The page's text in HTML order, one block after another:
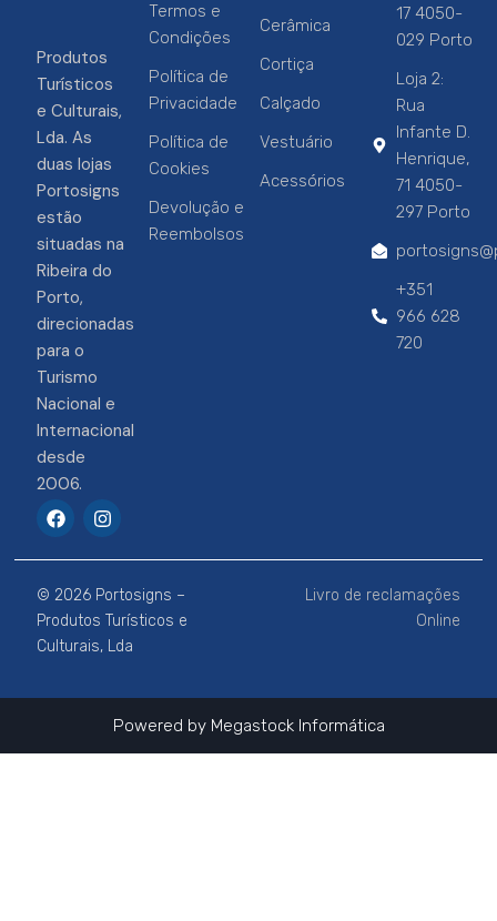
Produtos
Turísticos
e Culturais,
Lda. As
duas lojas
Portosigns
estão
situadas na
Ribeira do
Porto,
direcionadas
para o
Turismo
Nacional e
Internacional
desde
2006.
F
a
e
b
o
o
k
I
n
t
a
g
r
a
m
Termos e
Condições
Política de
Privacidade
Política de
Cookies
Devolução e
Reembolsos
Cerâmica
Cortiça
Calçado
Vestuário
Acessórios
17 4050-
029 Porto
Loja 2:
Rua
Infante D.
Henrique,
71 4050-
297 Porto
+351
966 628
720
© 2026 Portosigns –
Produtos Turísticos e
Culturais, Lda
Livro de reclamações
Online
Powered by Megastock Informática